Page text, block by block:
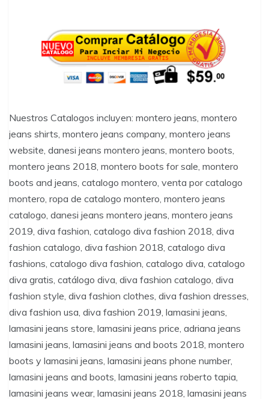
Nuestros Catalogos incluyen: montero jeans, montero
jeans shirts, montero jeans company, montero jeans
website, danesi jeans montero jeans, montero boots,
montero jeans 2018, montero boots for sale, montero
boots and jeans, catalogo montero, venta por catalogo
montero, ropa de catalogo montero, montero jeans
catalogo, danesi jeans montero jeans, montero jeans
2019, diva fashion, catalogo diva fashion 2018, diva
fashion catalogo, diva fashion 2018, catalogo diva
fashions, catalogo diva fashion, catalogo diva, catalogo
diva gratis, catálogo diva, diva fashion catalogo, diva
fashion style, diva fashion clothes, diva fashion dresses,
diva fashion usa, diva fashion 2019, lamasini jeans,
lamasini jeans store, lamasini jeans price, adriana jeans
lamasini jeans, lamasini jeans and boots 2018, montero
boots y lamasini jeans, lamasini jeans phone number,
lamasini jeans and boots, lamasini jeans roberto tapia,
lamasini jeans wear, lamasini jeans 2018, lamasini jeans